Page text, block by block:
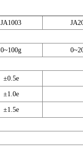
JA1003
0~100g 0~
±0.5e
±1.0e
±1.5e